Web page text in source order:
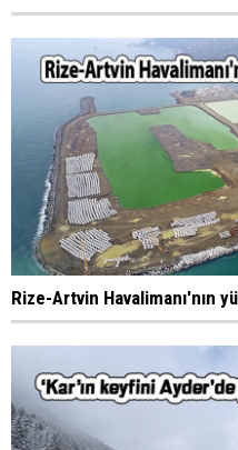
Rize-Artvin Havalimanı'nın